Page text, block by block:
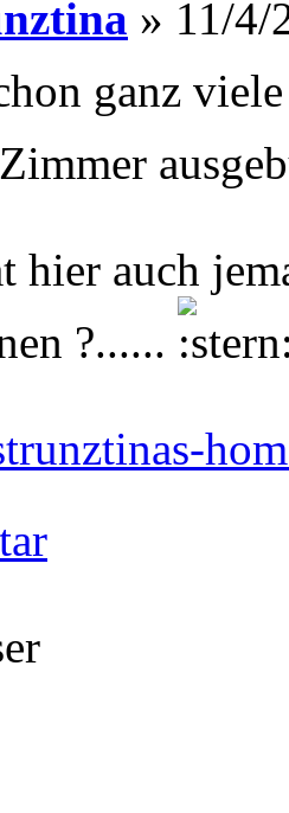
» 11/4/
ganz
hier auch
?......